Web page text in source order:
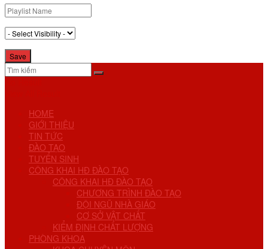
HOME
GIỚI THIỆU
TIN TỨC
ĐÀO TẠO
TUYỂN SINH
CÔNG KHAI HĐ ĐÀO TẠO
CÔNG KHAI HĐ ĐÀO TẠO
CHƯƠNG TRÌNH ĐÀO TẠO
ĐỘI NGŨ NHÀ GIÁO
CƠ SỞ VẬT CHẤT
KIỂM ĐỊNH CHẤT LƯỢNG
PHÒNG KHOA